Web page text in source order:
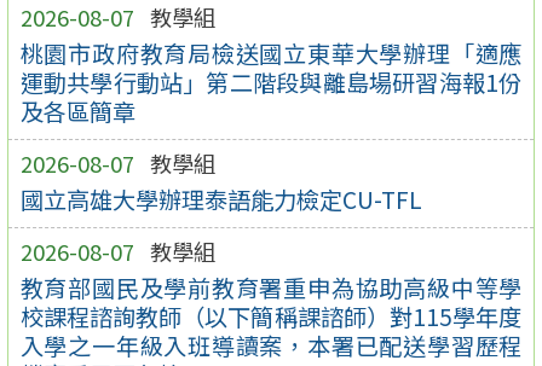
2026-08-07 教學組
桃園市政府教育局檢送國立東華大學辦理「適應
運動共學行動站」第二階段與離島場研習海報1份
及各區簡章
2026-08-07 教學組
國立高雄大學辦理泰語能力檢定CU-TFL
2026-08-07 教學組
教育部國民及學前教育署重申為協助高級中等學
校課程諮詢教師（以下簡稱課諮師）對115學年度
入學之一年級入班導讀案，本署已配送學習歷程